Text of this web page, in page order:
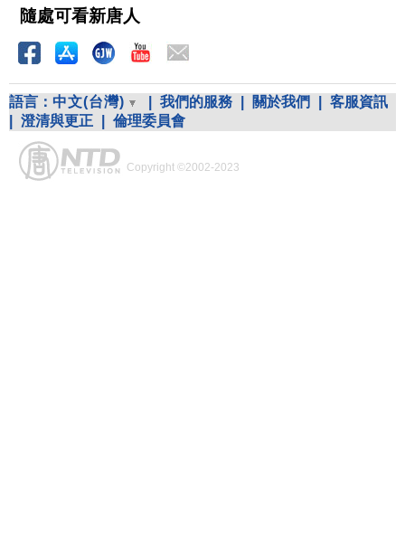
隨處可看新唐人
語言： 中文(台灣) 我們的服務 關於我們
客服資訊
澄清與更正 倫理委員會
Copyright ©2002-2023